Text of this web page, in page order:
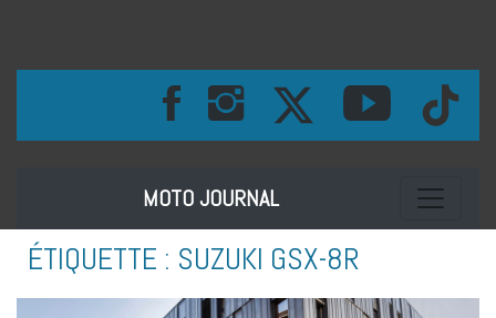
MOTO JOURNAL Toggle
ÉTIQUETTE : SUZUKI GSX-8R